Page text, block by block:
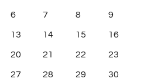
6 7 8 9
13 14 15 16
20 21 22 23
27 28 29 30